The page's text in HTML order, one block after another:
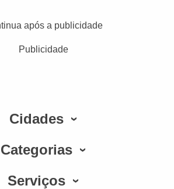
após a publicidade
Publicidade
Cidades
Categorias
Serviços